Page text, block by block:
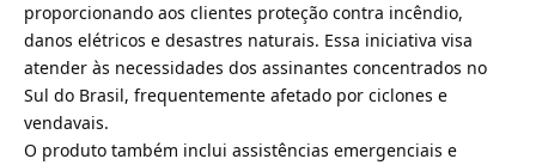
proporcionando aos clientes proteção contra incêndio,
danos elétricos e desastres naturais. Essa iniciativa visa
atender às necessidades dos assinantes concentrados no
Sul do Brasil, frequentemente afetado por ciclones e
vendavais.
O produto também inclui assistências emergenciais e